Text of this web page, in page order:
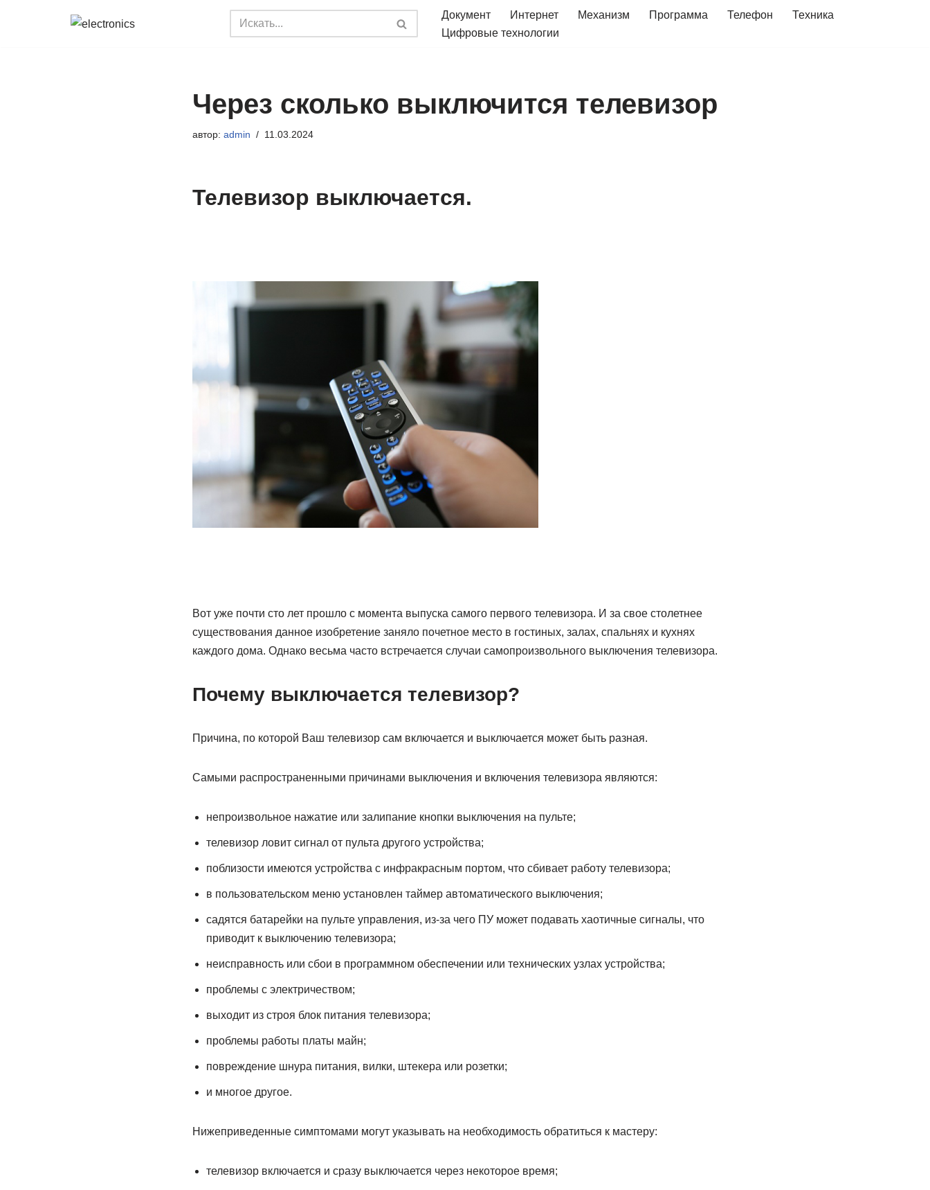
Документ Интернет Механизм Программа Телефон
Техника
Цифровые технологии
Через сколько выключится телевизор
автор: admin 11.03.2024
Телевизор выключается.
Вот уже почти сто лет прошло с момента выпуска самого первого телевизора. И за свое столетнее
существования данное изобретение заняло почетное место в гостиных, залах, спальнях и кухнях
каждого дома. Однако весьма часто встречается случаи самопроизвольного выключения телевизора.
Почему выключается телевизор?
Причина, по которой Ваш телевизор сам включается и выключается может быть разная.
Самыми распространенными причинами выключения и включения телевизора являются:
непроизвольное нажатие или залипание кнопки выключения на пульте;
телевизор ловит сигнал от пульта другого устройства;
поблизости имеются устройства с инфракрасным портом, что сбивает работу телевизора;
в пользовательском меню установлен таймер автоматического выключения;
садятся батарейки на пульте управления, из-за чего ПУ может подавать хаотичные сигналы, что
приводит к выключению телевизора;
неисправность или сбои в программном обеспечении или технических узлах устройства;
проблемы с электричеством;
выходит из строя блок питания телевизора;
проблемы работы платы майн;
повреждение шнура питания, вилки, штекера или розетки;
и многое другое.
Нижеприведенные симптомами могут указывать на необходимость обратиться к мастеру:
телевизор включается и сразу выключается через некоторое время;